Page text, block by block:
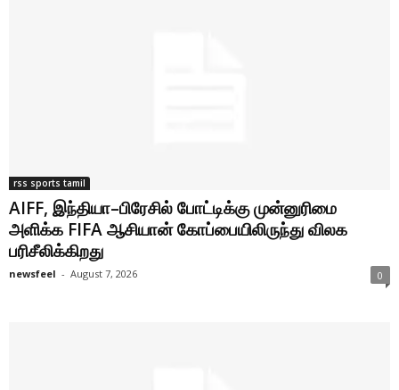
rss sports tamil
AIFF, இந்தியா–பிரேசில் போட்டிக்கு முன்னுரிமை
அளிக்க FIFA ஆசியான் கோப்பையிலிருந்து விலக
பரிசீலிக்கிறது
newsfeel - August 7, 2026 0